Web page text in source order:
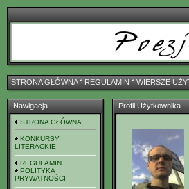
STRONA GŁÓWNAˇ REGULAMIN ˇ WIERSZE
Nawigacja
STRONA GŁÓWNA
KONKURSY
LITERACKIE
REGULAMIN
POLITYKA
PRYWATNOŚCI
Profil Użytkownika